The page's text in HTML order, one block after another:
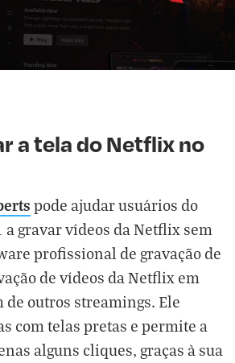
a tela do Netflix no
pode ajudar usuários do
gravar vídeos da Netflix sem
profissional de gravação de
de vídeos da Netflix em
de outros streamings. Ele
com telas pretas e permite a
alguns cliques, graças à sua